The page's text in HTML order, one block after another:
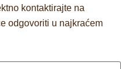
kontaktirajte na
odgovoriti u najkraćem